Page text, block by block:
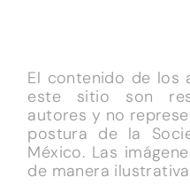
El contenido de los
este sitio son
autores y no
postura de la
México. Las
de manera